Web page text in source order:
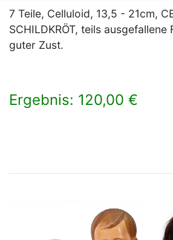
7 Teile, Celluloid, 13,5 - 21cm,
SCHILDKRÖT, teils ausgefallene
guter Zust.
Ergebnis: 120,00 €